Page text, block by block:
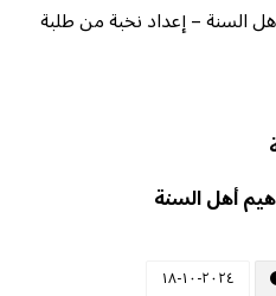
السنة – إعداد نخبة من طلبة
أهل السنة
٢٠٢٤-١٠-١٨